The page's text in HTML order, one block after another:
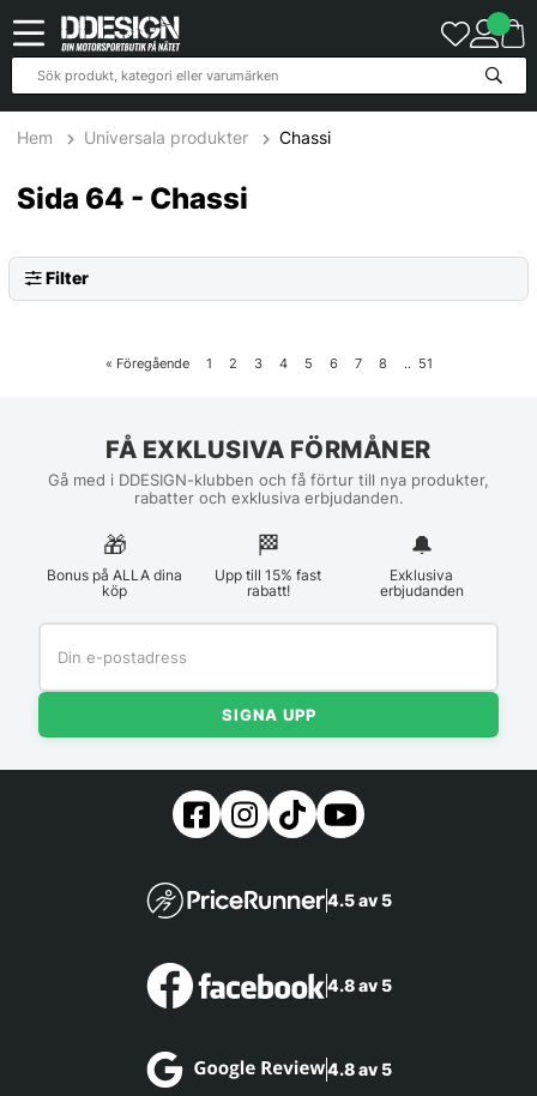
Hem Universala produkter Chassi
Sida 64 - Chassi
Filter
« Föregående 1 2 3 4 5 6 7 8 .. 51
FÅ EXKLUSIVA FÖRMÅNER
Gå med i DDESIGN-klubben och få förtur till nya produkter,
rabatter och exklusiva erbjudanden.
🎁
Bonus på ALLA dina
köp
🏁︎
Upp till 15% fast
rabatt!
🔔
Exklusiva
erbjudanden
SIGNA UPP
4.5 av 5
4.8 av 5
4.8 av 5